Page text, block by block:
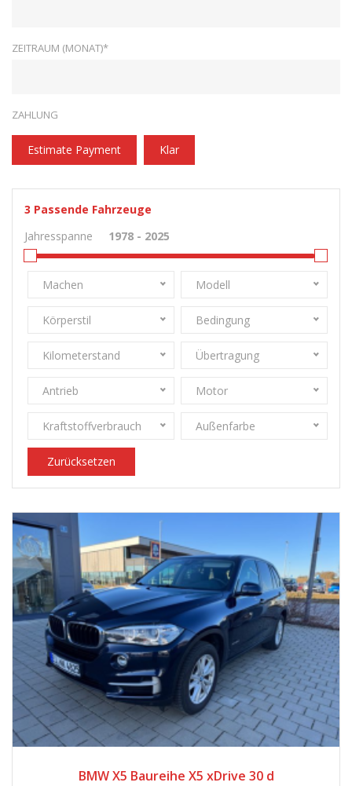
ZEITRAUM (MONAT)*
ZAHLUNG
Estimate Payment Klar
3 Passende Fahrzeuge
Jahresspanne
Machen Modell
Körperstil Bedingung
Kilometerstand Übertragung
Antrieb Motor
Kraftstoffverbrauch Außenfarbe
Zurücksetzen
BMW X5 Baureihe X5 xDrive 30 d